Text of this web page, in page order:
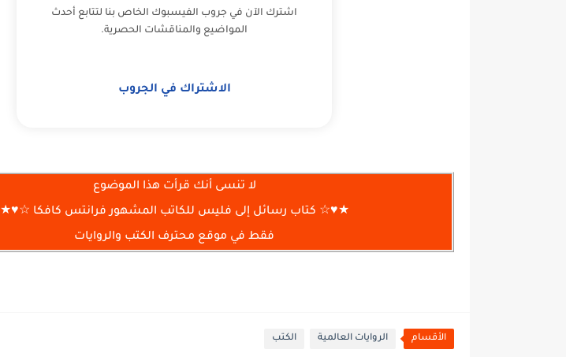
اشترك الآن في جروب الفيسبوك الخاص بنا لتتابع أحدث
المواضيع والمناقشات الحصرية.
الاشتراك في الجروب
لا تنسى أنك قرأت هذا الموضوع
★♥☆ كتاب رسائل إلى فليس للكاتب المشهور فرانتس كافكا ☆♥★
فقط في موقع محترف الكتب والروايات
الأقسام الروايات العالمية الكتب